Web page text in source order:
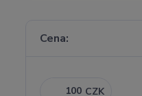
Cena:
CZK